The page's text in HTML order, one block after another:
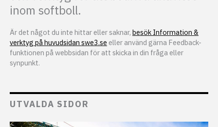
inom softboll.
Är det något du inte hittar eller saknar, besök Information &
verktyg på huvudsidan swe3.se eller använd gärna Feedback-
funktionen på webbsidan för att skicka in din fråga eller
synpunkt.
UTVALDA SIDOR